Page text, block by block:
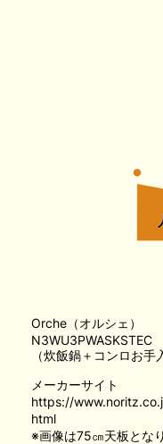
メーカーサイト
https://
html
※画像は75㎝天板とな
Orche（オルシェ）
N3WU3PWASKSTEC
（炊飯鍋＋コンロお手